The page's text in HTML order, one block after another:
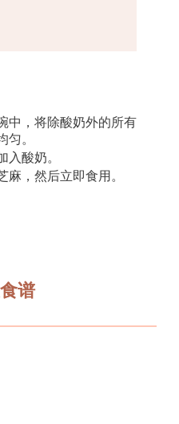
中，将除酸奶外的所有
匀。
入酸奶。
麻，然后立即食用。
谱